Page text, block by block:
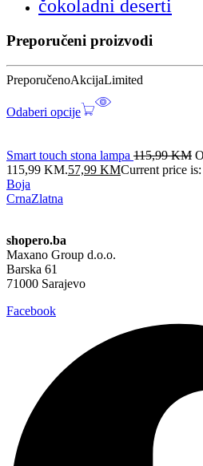
čokoladni deserti
Preporučeni proizvodi
PreporučenoAkcijaLimited
Odaberi opcije
Smart touch stona lampa 115,99KM
115,99 KM.57,99 KMCurrent price
Boja
CrnaZlatna
shopero.ba
Maxano Group d.o.o.
Barska 61
71000 Sarajevo
Facebook